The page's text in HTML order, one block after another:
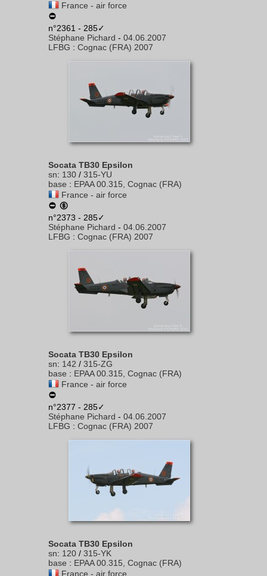
France - air force
n°2361 - 285✓
Stéphane Pichard - 04.06.2007
LFBG : Cognac (FRA) 2007
Socata TB30 Epsilon
sn: 130 / 315-YU
base : EPAA 00.315, Cognac (FRA)
France - air force
n°2373 - 285✓
Stéphane Pichard - 04.06.2007
LFBG : Cognac (FRA) 2007
Socata TB30 Epsilon
sn: 142 / 315-ZG
base : EPAA 00.315, Cognac (FRA)
France - air force
n°2377 - 285✓
Stéphane Pichard - 04.06.2007
LFBG : Cognac (FRA) 2007
Socata TB30 Epsilon
sn: 120 / 315-YK
base : EPAA 00.315, Cognac (FRA)
France - air force